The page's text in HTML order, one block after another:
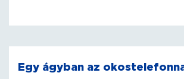
Egy ágyban az